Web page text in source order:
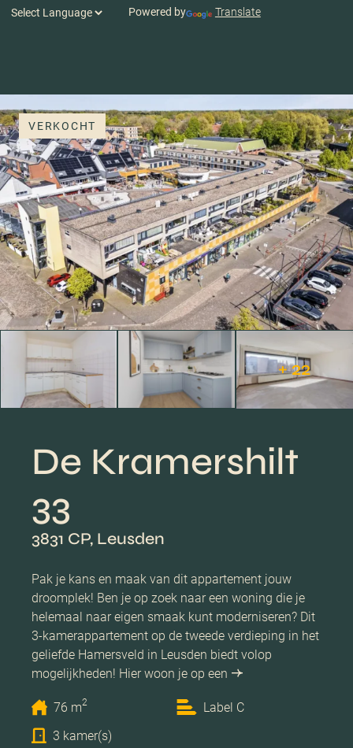
Powered by Translate
VERKOCHT
+ 22
De Kramershilt
33
3831 CP, Leusden
Pak je kans en maak van dit appartement jouw
droomplek! Ben je op zoek naar een woning die je
helemaal naar eigen smaak kunt moderniseren? Dit
3-kamerappartement op de tweede verdieping in het
geliefde Hamersveld in Leusden biedt volop
mogelijkheden! Hier woon je op een
76 m2
Label C
3 kamer(s)